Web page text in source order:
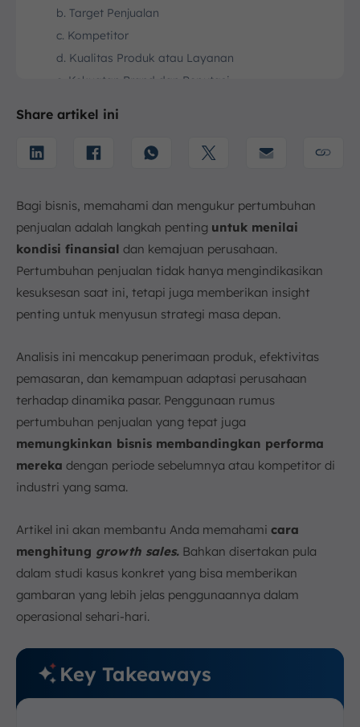
b. Target Penjualan
c. Kompetitor
d. Kualitas Produk atau Layanan
e. Kekuatan Brand dan Reputasi
5. Contoh Perhitungan Rumus Sales Growth
b. Sales Growth Negatif
7. Strategi Meningkatkan Sales Growth
a. Menetapkan Target yang Realistis
b. Mengoptimalkan Strategi Pemasaran
e. Menawarkan Produk ke Pelanggan yang Sudah
f. Meningkatkan Pengalaman Pelanggan
g. Melakukan Diversifikasi Produk
h. Memanfaatkan Teknologi dan Otomatisasi
FAQ:
Share artikel ini
Bagi bisnis, memahami dan mengukur pertumbuhan
penjualan adalah langkah penting untuk menilai
kondisi finansial dan kemajuan perusahaan.
Pertumbuhan penjualan tidak hanya mengindikasikan
kesuksesan saat ini, tetapi juga memberikan insight
penting untuk menyusun strategi masa depan.
Analisis ini mencakup penerimaan produk, efektivitas
pemasaran, dan kemampuan adaptasi perusahaan
terhadap dinamika pasar. Penggunaan rumus
pertumbuhan penjualan yang tepat juga
memungkinkan bisnis membandingkan performa
mereka dengan periode sebelumnya atau kompetitor di
industri yang sama.
Artikel ini akan membantu Anda memahami cara
menghitung growth sales. Bahkan disertakan pula
dalam studi kasus konkret yang bisa memberikan
gambaran yang lebih jelas penggunaannya dalam
operasional sehari-hari.
Key Takeaways